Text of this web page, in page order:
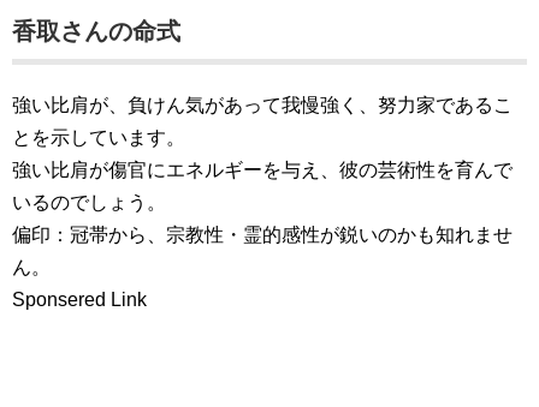
香取さんの命式
強い比肩が、負けん気があって我慢強く、努力家であるこ
とを示しています。
強い比肩が傷官にエネルギーを与え、彼の芸術性を育んで
いるのでしょう。
偏印：冠帯から、宗教性・霊的感性が鋭いのかも知れませ
ん。
Sponsered Link